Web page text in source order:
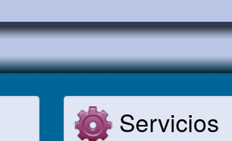
Servicios